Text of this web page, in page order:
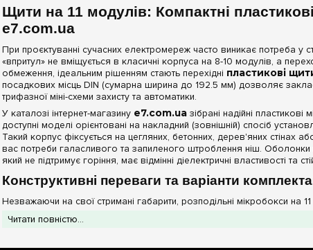
Щити на 11 модулів: Компактні
e7.com.ua
При проєктуванні сучасних електромереж часто виникає потреба
«впритул» не вміщується в класичні корпуса на 8-10 модулів, а
обмеження, ідеальним рішенням стають перехідні пластикові
посадкових місць DIN (сумарна ширина до 192.5 мм) дозволяє
трифазної міні-схеми захисту та автоматики.
У каталозі інтернет-магазину e7.com.ua зібрані надійні
доступні моделі орієнтовані на накладний (зовнішній) спосіб
Такий корпус фіксується на цегляних, бетонних, дерев'яних стінах
вас потреби галасливого та запиленого штроблення ніш.
який не підтримує горіння, має відмінні діелектричні властивості та
Конструктивні переваги та варіанти
Незважаючи на свої стримані габарити, розподільні мікробокси на
Гнучкість компонування обладнання:
Читати повністю...